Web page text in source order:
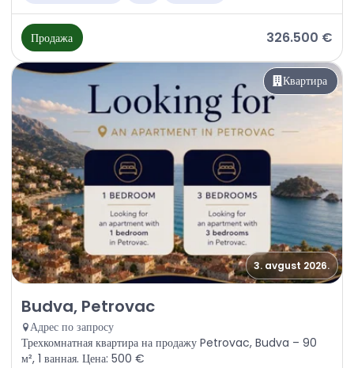
Продажа 326.500 €
Квартира
3. avgust 2026.
Продажа - Квартира Budva, Petrovac
Budva, Petrovac
Адрес по запросу
Трехкомнатная квартира на продажу Petrovac, Budva – 90
м², 1 ванная. Цена: 500 €